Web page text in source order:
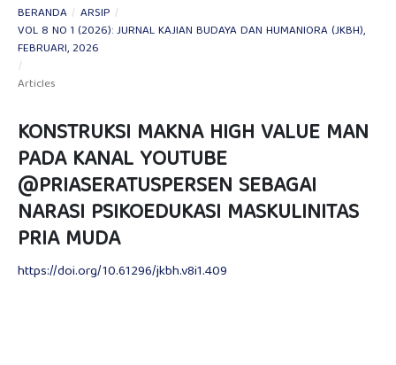
BERANDA / ARSIP /
VOL 8 NO 1 (2026): JURNAL KAJIAN BUDAYA DAN HUMANIORA (JKBH),
FEBRUARI, 2026
/
Articles
KONSTRUKSI MAKNA HIGH VALUE MAN
PADA KANAL YOUTUBE
@PRIASERATUSPERSEN SEBAGAI
NARASI PSIKOEDUKASI MASKULINITAS
PRIA MUDA
https://doi.org/10.61296/jkbh.v8i1.409